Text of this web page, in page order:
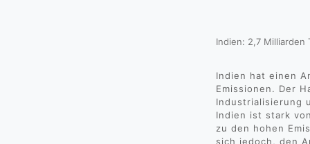
Indien: 2,7 Milliarden
Indien hat einen
Emissionen. Der
Industrialisierung
Indien ist stark
zu den hohen
sich jedoch, den